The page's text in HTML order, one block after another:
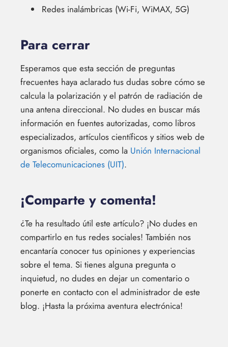
Redes inalámbricas (Wi-Fi, WiMAX, 5G)
Para cerrar
Esperamos que esta sección de preguntas
frecuentes haya aclarado tus dudas sobre cómo se
calcula la polarización y el patrón de radiación de
una antena direccional. No dudes en buscar más
información en fuentes autorizadas, como libros
especializados, artículos científicos y sitios web de
organismos oficiales, como la Unión Internacional
de Telecomunicaciones (UIT).
¡Comparte y comenta!
¿Te ha resultado útil este artículo? ¡No dudes en
compartirlo en tus redes sociales! También nos
encantaría conocer tus opiniones y experiencias
sobre el tema. Si tienes alguna pregunta o
inquietud, no dudes en dejar un comentario o
ponerte en contacto con el administrador de este
blog. ¡Hasta la próxima aventura electrónica!